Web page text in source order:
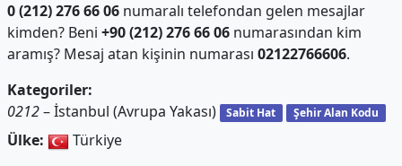
0 (212) 276 66 06numaralı telefondan gelen mesajlar
kimden? Beni +90 (212) 276 66 06numarasından kim
aramış? Mesaj atan kişinin numarası 02122766606.
Kategoriler:
0212– İstanbul (Avrupa Yakası) Sabit Hat Şehir Alan Kodu
Ülke:
Türkiye